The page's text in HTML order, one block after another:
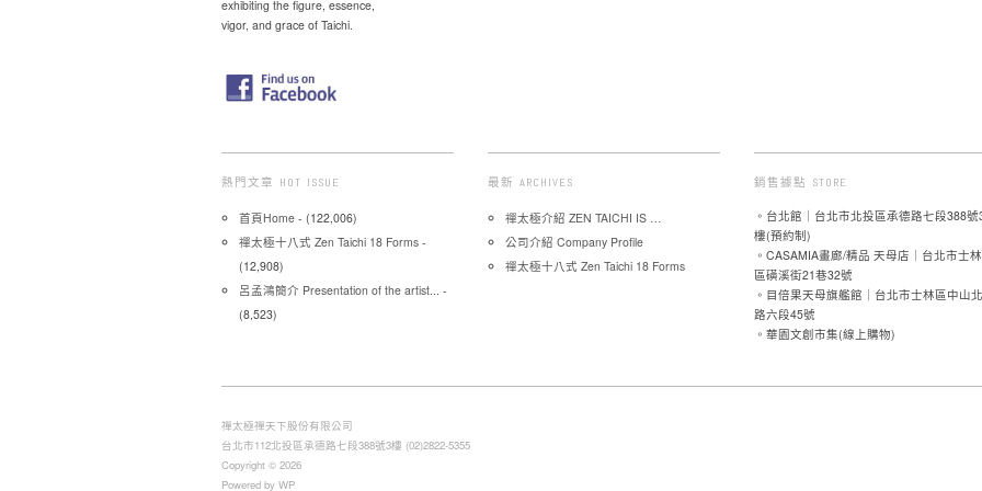
exhibiting the figure, essence,
vigor, and grace of Taichi.
熱門文章 HOT ISSUE
首頁Home - (122,006)
禪太極十八式 Zen Taichi 18 Forms -
(12,908)
呂孟鴻簡介 Presentation of the artist...
-
(8,523)
最新 ARCHIVES
禪太極介紹 ZEN TAICHI IS …
公司介紹 Company Profile
禪太極十八式 Zen Taichi 18 Forms
銷售據點 STORE
。台北館｜台北市北投區承德路七段388號
樓(預約制)
。CASAMIA畫廊/精品 天母店｜台北市士林
區磺溪街21巷32號
。目倍果天母旗艦館｜台北市士林區中山北
路六段45號
。華園文創市集(線上購物)
禪太極禪天下股份有限公司
台北市112北投區承德路七段388號3樓 (02)2822-5355
Copyright © 2026
Powered by WP